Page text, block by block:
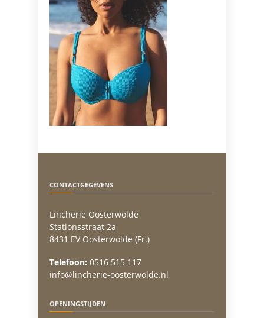
CONTACTGEGEVENS
Lincherie Oosterwolde
Stationsstraat 2a
8431 EV Oosterwolde (Fr.)
Telefoon: 0516 515 117
info@lincherie-oosterwolde.nl
OPENINGSTIJDEN